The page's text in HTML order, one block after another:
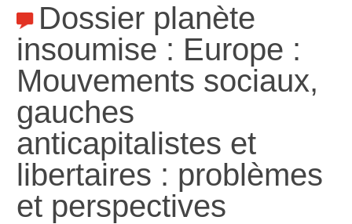
Dossier planète
insoumise : Europe :
Mouvements sociaux,
gauches
anticapitalistes et
libertaires : problèmes
et perspectives